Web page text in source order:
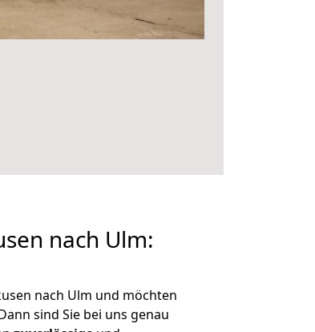
nach Ulm:
nach Ulm und möchten
sind Sie bei uns genau